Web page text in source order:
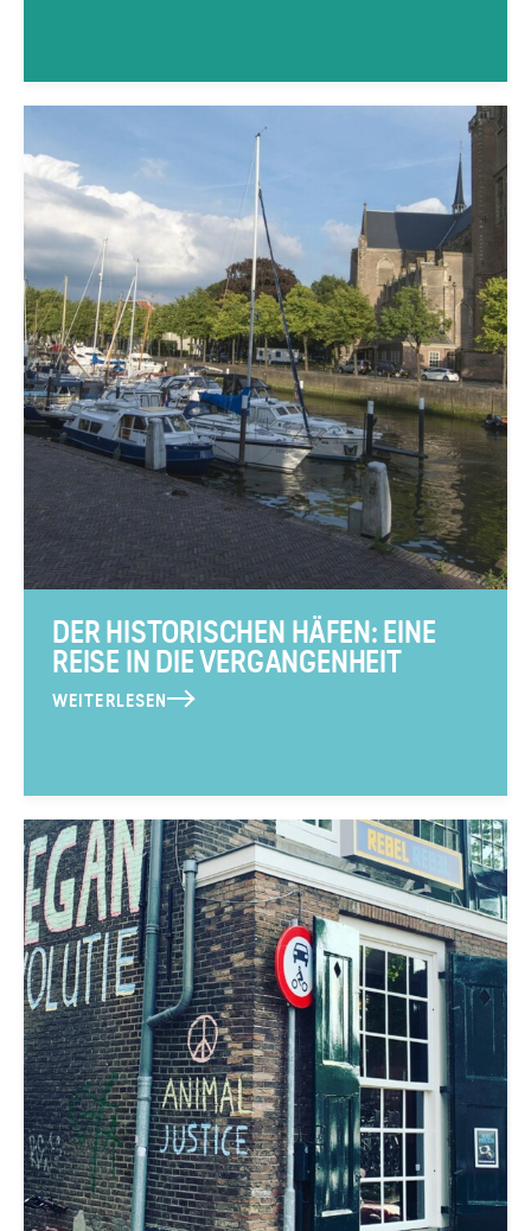
DER HISTORISCHEN HÄFEN: EINE
REISE IN DIE VERGANGENHEIT
WEITERLESEN